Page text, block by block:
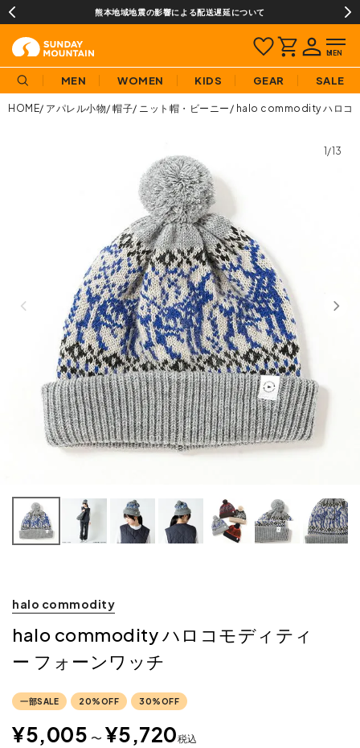
熊本地域地震の影響による配送遅延について
MEN WOMEN KIDS GEAR SALE
HOME アパレル小物 帽子 ニット帽・ビーニー halo commodity ハロコ
1/13
halo commodity
halo commodity ハロコモディティ
ー フォーンワッチ
一部SALE 20%OFF 30%OFF
¥5,005 〜 ¥5,720税込